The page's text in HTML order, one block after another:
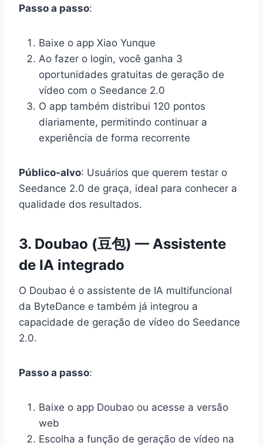
Passo a passo:
Baixe o app Xiao Yunque
Ao fazer o login, você ganha 3
oportunidades gratuitas de geração de
vídeo com o Seedance 2.0
O app também distribui 120 pontos
diariamente, permitindo continuar a
experiência de forma recorrente
Público-alvo: Usuários que querem testar o
Seedance 2.0 de graça, ideal para conhecer a
qualidade dos resultados.
3. Doubao (豆包) — Assistente
de IA integrado
O Doubao é o assistente de IA multifuncional
da ByteDance e também já integrou a
capacidade de geração de vídeo do Seedance
2.0.
Passo a passo:
Baixe o app Doubao ou acesse a versão
web
Escolha a função de geração de vídeo na